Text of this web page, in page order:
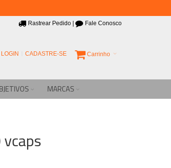
Rastrear Pedido Fale Conosco
Carrinho
LOGIN CADASTRE-SE
MARCAS